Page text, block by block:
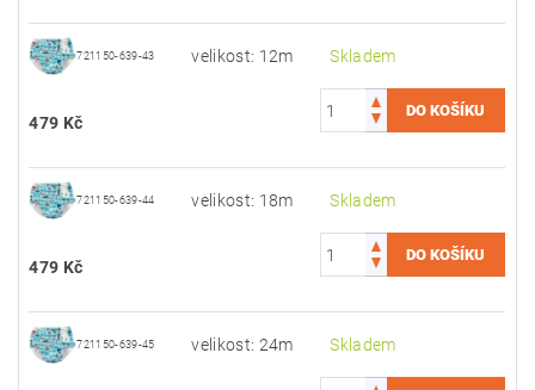
721150-639-43 velikost: 12m Skladem
479 Kč
721150-639-44 velikost: 18m Skladem
479 Kč
721150-639-45 velikost: 24m Skladem